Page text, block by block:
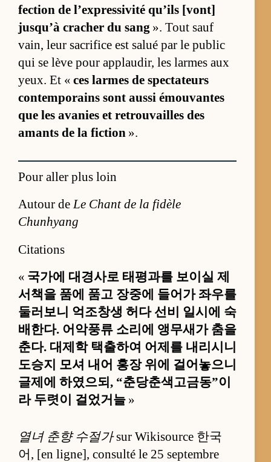
fec­tion de l’ex­pres­si­vité qu’ils [vont]
jusqu’à cra­cher du sang ». Tout sauf
vain, leur sa­cri­fice est sa­lué par le pu­blic
qui se lève pour ap­plau­dir, les larmes aux
yeux. Et « ces larmes de spec­ta­teurs
contem­po­rains sont aussi émou­vantes
que les ava­nies et re­trou­vailles des
amants de la fic­tion ».
Pour aller plus loin
Autour deLe Chant de la fidèle
Chunhyang
Citations
« 국가에 대경사로 태평과를 보이실 제
서책을 품에 품고 장중에 들어가 좌우를
둘러보니 억조창생 허다 선비 일시에 숙
배한다. 어악풍류 소리에 앵무새가 춤을
춘다. 대제학 택출하여 어제를 내리시니
도승지 모셔 내어 홍장 위에 걸어놓으니
글제에 하였으되, “춘당춘색고금동”이
라 두렷이 걸었거늘 »
열녀 춘향 수절가sur Wi­ki­source 한국
어, [en li­gne], consulté le 25 sep­tembre